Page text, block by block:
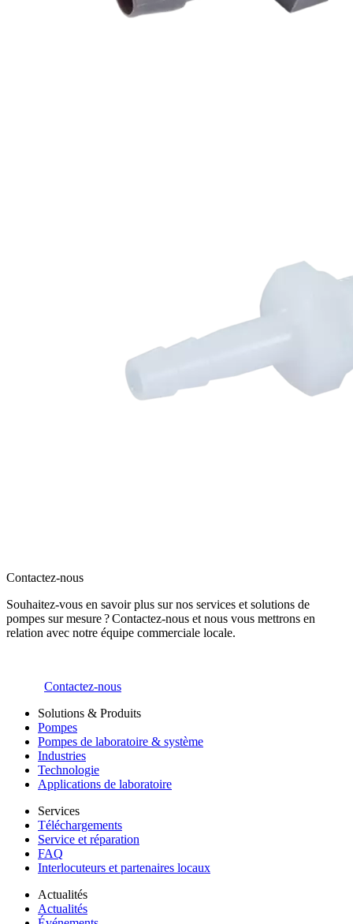
Contactez-nous
Souhaitez-vous en savoir plus sur nos services et solutions de
pompes sur mesure ? Contactez-nous et nous vous mettrons en
relation avec notre équipe commerciale locale.
Contactez-nous
Solutions & Produits
Pompes
Pompes de laboratoire & système
Industries
Technologie
Applications de laboratoire
Services
Téléchargements
Service et réparation
FAQ
Interlocuteurs et partenaires locaux
Actualités
Actualités